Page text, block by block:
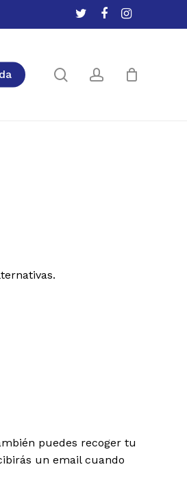
twitterfacebookinstagram
searchaccount
Close
puedes recoger tu
un email cuando